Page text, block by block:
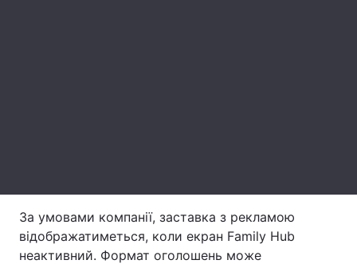
Тема оформлення
За умовами компанії, заставка з рекламою
відображатиметься, коли екран Family Hub
неактивний. Формат оголошень може